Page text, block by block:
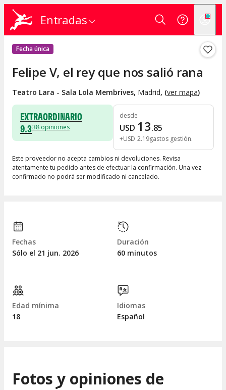
Entradas
Fecha única
Felipe V, el rey que nos salió rana
Teatro Lara - Sala Lola Membrives, Madrid, (ver mapa)
EXTRAORDINARIO
9.338 opiniones
desde
USD 13.85
+USD 2.19gastos gestión
Este proveedor no acepta cambios ni devoluciones. Revisa
atentamente tu pedido antes de efectuar la confirmación. Una vez
confirmado no podrá ser modificado ni cancelado.
Fechas
Sólo el 21 jun. 2026
Duración
60 minutos
Edad mínima
18
Idiomas
Español
Fotos y opiniones de